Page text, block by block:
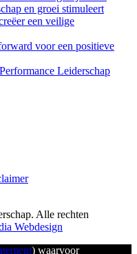
en groei stimuleert
een veilige
voor een positieve
Leiderschap
Alle rechten
Webdesign
) waarvoor